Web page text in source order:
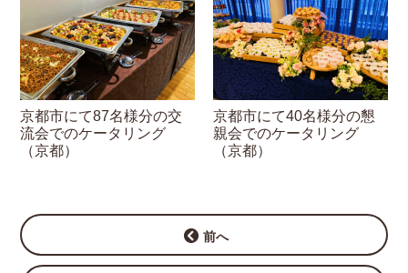
京都市にて87名様分の交
流会でのケータリング
（京都）
京都市にて40名様分の懇
親会でのケータリング
（京都）
前へ